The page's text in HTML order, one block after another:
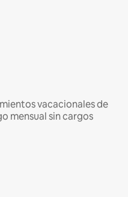
vacacionales de
mensual sin cargos